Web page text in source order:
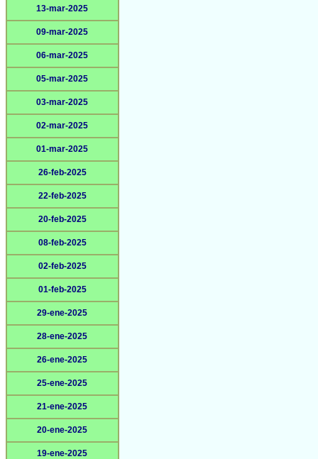
13-mar-2025
09-mar-2025
06-mar-2025
05-mar-2025
03-mar-2025
02-mar-2025
01-mar-2025
26-feb-2025
22-feb-2025
20-feb-2025
08-feb-2025
02-feb-2025
01-feb-2025
29-ene-2025
28-ene-2025
26-ene-2025
25-ene-2025
21-ene-2025
20-ene-2025
19-ene-2025